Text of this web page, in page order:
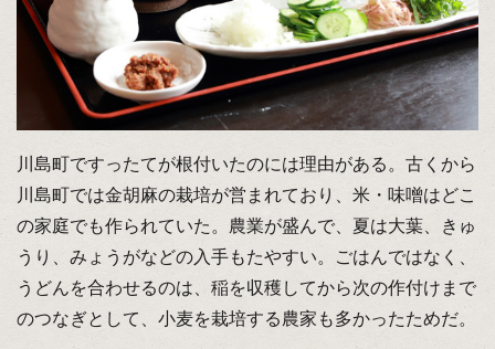
川島町ですったてが根付いたのには理由がある。古くから
川島町では金胡麻の栽培が営まれており、米・味噌はどこ
の家庭でも作られていた。農業が盛んで、夏は大葉、きゅ
うり、みょうがなどの入手もたやすい。ごはんではなく、
うどんを合わせるのは、稲を収穫してから次の作付けまで
のつなぎとして、小麦を栽培する農家も多かったためだ。